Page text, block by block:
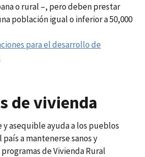
o rural –, pero deben prestar
población igual o inferior a 50,000
para el desarrollo de
de vivienda
y asequible ayuda a los pueblos
a mantenerse sanos y
de Vivienda Rural